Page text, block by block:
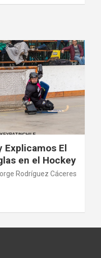
Explicamos El
en el Hockey
Rodríguez Cáceres